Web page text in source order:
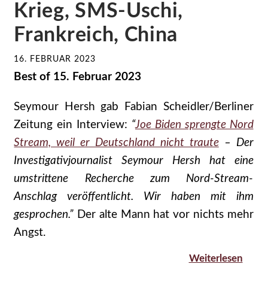
Krieg, SMS-Uschi,
Frankreich, China
16. FEBRUAR 2023
Best of 15. Februar 2023
Seymour Hersh gab Fabian Scheidler/Berliner
Zeitung ein Interview: “Joe Biden sprengte Nord
Stream, weil er Deutschland nicht traute– Der
Investigativjournalist Seymour Hersh hat eine
umstrittene Recherche zum Nord-Stream-
Anschlag veröffentlicht. Wir haben mit ihm
gesprochen.” Der alte Mann hat vor nichts mehr
Angst.
Weiterlesen